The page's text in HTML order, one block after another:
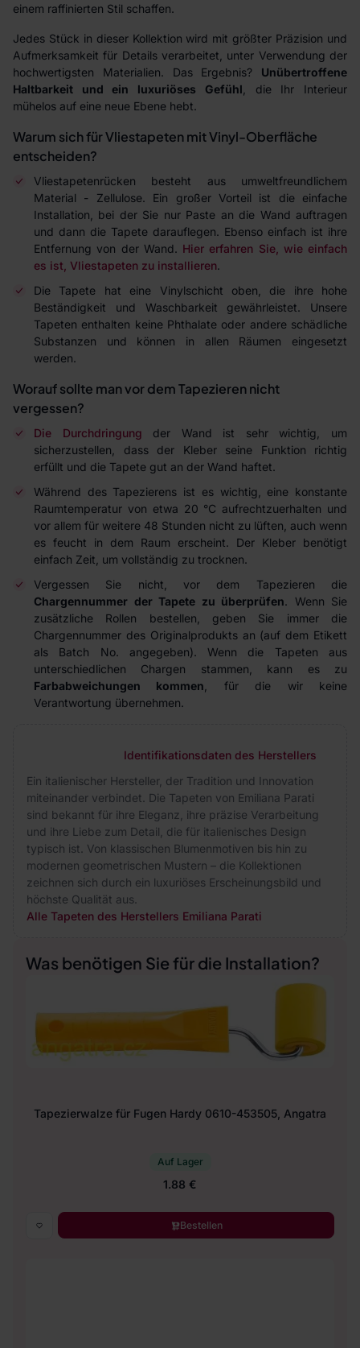
einem raffinierten Stil schaffen.
Jedes Stück in dieser Kollektion wird mit größter Präzision und
Aufmerksamkeit für Details verarbeitet, unter Verwendung der
hochwertigsten Materialien. Das Ergebnis? Unübertroffene
Haltbarkeit und ein luxuriöses Gefühl , die Ihr Interieur
mühelos auf eine neue Ebene hebt.
Warum sich für Vliestapeten mit Vinyl-Oberfläche
entscheiden?
Vliestapetenrücken besteht aus umweltfreundlichem
Material - Zellulose. Ein großer Vorteil ist die einfache
Installation, bei der Sie nur Paste an die Wand auftragen
und dann die Tapete darauflegen. Ebenso einfach ist ihre
Entfernung von der Wand. Hier erfahren Sie, wie einfach
es ist, Vliestapeten zu installieren.
Die Tapete hat eine Vinylschicht oben, die ihre hohe
Beständigkeit und Waschbarkeit gewährleistet. Unsere
Tapeten enthalten keine Phthalate oder andere schädliche
Substanzen und können in allen Räumen eingesetzt
werden.
Worauf sollte man vor dem Tapezieren nicht
vergessen?
Die Durchdringung der Wand ist sehr wichtig, um
sicherzustellen, dass der Kleber seine Funktion richtig
erfüllt und die Tapete gut an der Wand haftet.
Während des Tapezierens ist es wichtig, eine konstante
Raumtemperatur von etwa 20 °C aufrechtzuerhalten und
vor allem für weitere 48 Stunden nicht zu lüften, auch wenn
es feucht in dem Raum erscheint. Der Kleber benötigt
einfach Zeit, um vollständig zu trocknen.
Vergessen Sie nicht, vor dem Tapezieren die
Chargennummer der Tapete zu überprüfen. Wenn Sie
zusätzliche Rollen bestellen, geben Sie immer die
Chargennummer des Originalprodukts an (auf dem Etikett
als Batch No. angegeben). Wenn die Tapeten aus
unterschiedlichen Chargen stammen, kann es zu
Farbabweichungen kommen , für die wir keine
Verantwortung übernehmen.
Identifikationsdaten des Herstellers
Ein italienischer Hersteller, der Tradition und Innovation
miteinander verbindet. Die Tapeten von Emiliana Parati
sind bekannt für ihre Eleganz, ihre präzise Verarbeitung
und ihre Liebe zum Detail, die für italienisches Design
typisch ist. Von klassischen Blumenmotiven bis hin zu
modernen geometrischen Mustern – die Kollektionen
zeichnen sich durch ein luxuriöses Erscheinungsbild und
höchste Qualität aus.
Alle Tapeten des Herstellers Emiliana Parati
Was benötigen Sie für die Installation?
Tapezierwalze für Fugen Hardy 0610-453505, Angatra
Auf Lager
1.88 €
Bestellen